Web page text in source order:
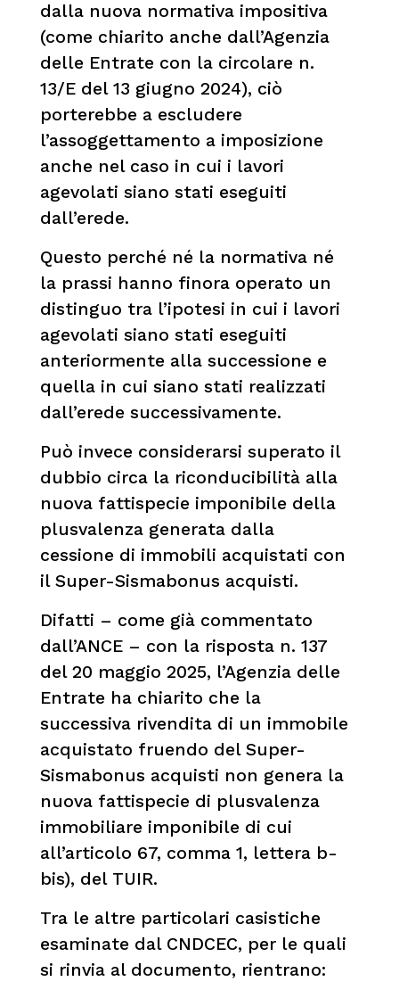
dalla nuova normativa impositiva
(come chiarito anche dall’Agenzia
delle Entrate con la circolare n.
13/E del 13 giugno 2024), ciò
porterebbe a escludere
l’assoggettamento a imposizione
anche nel caso in cui i lavori
agevolati siano stati eseguiti
dall’erede.
Questo perché né la normativa né
la prassi hanno finora operato un
distinguo tra l’ipotesi in cui i lavori
agevolati siano stati eseguiti
anteriormente alla successione e
quella in cui siano stati realizzati
dall’erede successivamente.
Può invece considerarsi superato il
dubbio circa la riconducibilità alla
nuova fattispecie imponibile della
plusvalenza generata dalla
cessione di immobili acquistati con
il Super-Sismabonus acquisti.
Difatti – come già commentato
dall’ANCE – con la risposta n. 137
del 20 maggio 2025, l’Agenzia delle
Entrate ha chiarito che la
successiva rivendita di un immobile
acquistato fruendo del Super-
Sismabonus acquisti non genera la
nuova fattispecie di plusvalenza
immobiliare imponibile di cui
all’articolo 67, comma 1, lettera b-
bis), del TUIR.
Tra le altre particolari casistiche
esaminate dal CNDCEC, per le quali
si rinvia al documento, rientrano: